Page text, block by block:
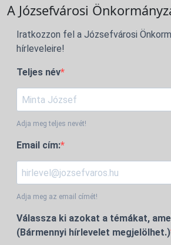
A Józsefvárosi
Iratkozzon fel a Józsefvárosi
hírleveleire!
Teljes név
Adja meg teljes nevét!
Email cím:
Adja meg az email címét!
Válassza ki azokat a témákat,
(Bármennyi hírlevelet megjelölhet.)